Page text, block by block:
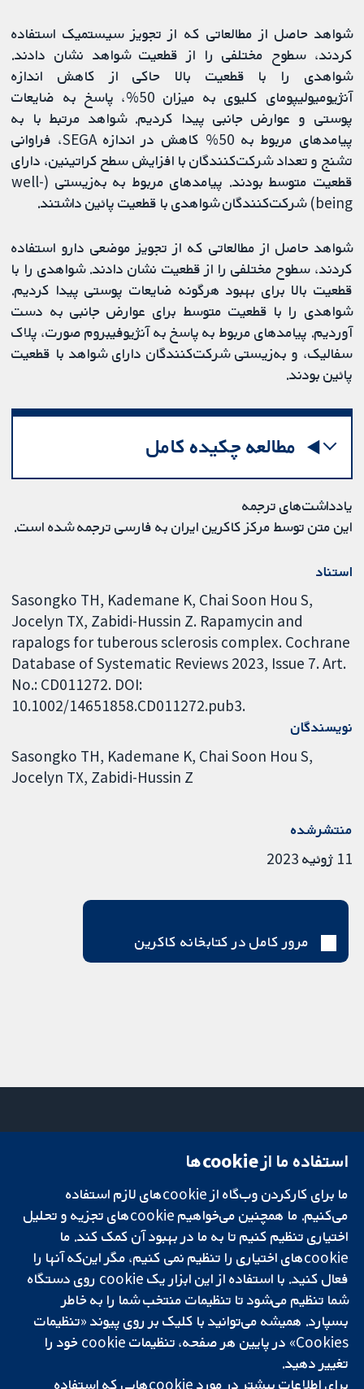
شواهد حاصل از مطالعاتی که از تجویز سیستمیک استفاده
کردند، سطوح مختلفی را از قطعیت شواهد نشان دادند.
شواهدی را با قطعیت بالا حاکی از کاهش اندازه
آنژیومیولیپومای کلیوی به میزان 50%، پاسخ به ضایعات
پوستی و عوارض جانبی پیدا کردیم. شواهد مرتبط با به
پیامدهای مربوط به 50% کاهش در اندازه SEGA، فراوانی
تشنج و تعداد شرکت‌کنندگان با افزایش سطح کراتینین، دارای
قطعیت متوسط بودند. پیامدهای مربوط به به‌زیستی (well-
being) شرکت‌کنندگان شواهدی با قطعیت پائین داشتند.
شواهد حاصل از مطالعاتی که از تجویز موضعی دارو استفاده
کردند، سطوح مختلفی را از قطعیت نشان دادند. شواهدی را با
قطعیت بالا برای بهبود هرگونه ضایعات پوستی پیدا کردیم.
شواهدی را با قطعیت متوسط ​​برای عوارض جانبی به دست
آوردیم. پیامدهای مربوط به پاسخ به آنژیوفیبروم صورت، پلاک
سفالیک، و به‌زیستی شرکت‌کنندگان دارای شواهد با قطعیت
پائین بودند.
مطالعه چکیده کامل
یادداشت‌های ترجمه
این متن توسط مرکز کاکرین ایران به فارسی ترجمه شده است.
استناد
Sasongko TH, Kademane K, Chai Soon Hou S,
Jocelyn TX, Zabidi-Hussin Z. Rapamycin and
rapalogs for tuberous sclerosis complex. Cochrane
Database of Systematic Reviews 2023, Issue 7. Art.
No.: CD011272. DOI:
10.1002/14651858.CD011272.pub3.
نویسندگان
Sasongko TH Kademane K Chai Soon Hou S
Jocelyn TX Zabidi-Hussin Z
منتشرشده
11 ژوئیه 2023
مرور کامل در کتابخانه کاکرین
تحقیقات قابل
اعتماد.
تصمیم‌گیری آگاهانه.
سلامت بهتر.
میدان کاوندیش
لندن
W1G 0AN
بریتانیا
دفتر رسانه‌ای
درباره ما
فرصت‌های
شغلی
Cochrane
Library
شبکه همکاری کاکرین، یک مؤسسه خیریه (شماره 1045921) و یک شرکت با
و ولز است. شماره ثبت مالیات بر ارزش افزوده: GB 718 2127 49.
استفاده ما از cookie‌ها
ما برای کارکردن وب‌گاه از cookie‌های لازم استفاده
می‌کنیم. ما همچنین می‌خواهیم cookie‌های تجزیه و تحلیل
اختیاری تنظیم کنیم تا به ما در بهبود آن کمک کند. ما
cookie‌های اختیاری را تنظیم نمی کنیم، مگر این‌که آنها را
فعال کنید. با استفاده از این ابزار یک cookie‌ روی دستگاه
شما تنظیم می‌شود تا تنظیمات منتخب شما را به خاطر
بسپارد. همیشه می‌توانید با کلیک بر روی پیوند «تنظیمات
Cookies» در پایین هر صفحه، تنظیمات cookie‌ خود را
تغییر دهید.
برای اطلاعات بیشتر در مورد cookie‌هایی که استفاده